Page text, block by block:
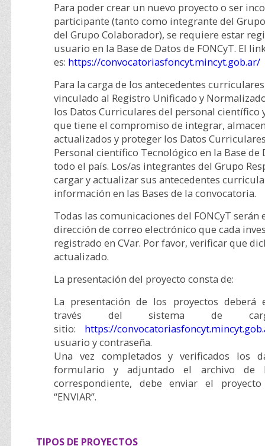
Para poder crear un nuevo proyecto o ser
participante (tanto como integrante del
del Grupo Colaborador), se requiere estar
usuario en la Base de Datos de FONCyT. El
es: https://convocatoriasfoncyt.mincyt.gob.ar/
Para la carga de los antecedentes
vinculado al Registro Unificado y
los Datos Curriculares del personal científico
que tiene el compromiso de integrar,
actualizados y proteger los Datos
Personal científico Tecnológico en la Base de
todo el país. Los/as integrantes del Grupo
cargar y actualizar sus antecedentes
información en las Bases de la convocatoria.
Todas las comunicaciones del FONCyT serán
dirección de correo electrónico que cada
registrado en CVar. Por favor, verificar que
actualizado.
La presentación del proyecto consta de:
La presentación de los proyectos deberá
través del sistema de
sitio: https://
usuario y contraseña.
Una vez completados y verificados los
formulario y adjuntado el archivo de
correspondiente, debe enviar el
“ENVIAR”.
TIPOS DE PROYECTOS